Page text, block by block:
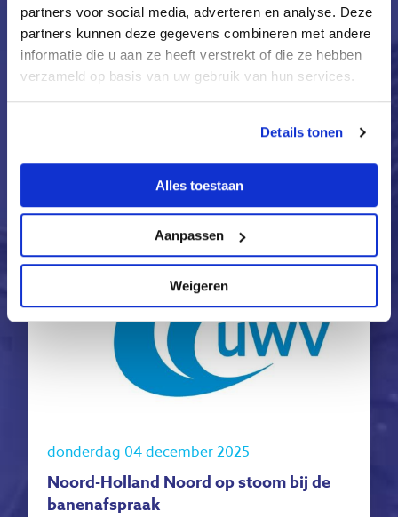
partners voor social media, adverteren en analyse. Deze
partners kunnen deze gegevens combineren met andere
informatie die u aan ze heeft verstrekt of die ze hebben
verzameld op basis van uw gebruik van hun services.
Details tonen
Alles toestaan
Aanpassen
Weigeren
Impactverslag RPAnhn 2025 laat zien hoe
regionale samenwerking het verschil maakt
Het nieuwe impactverslag 2025 van RPAnhn
staat online. In dit digitale verslag laten we
donderdag 04 december 2025
Noord-Holland Noord op stoom bij de
banenafspraak